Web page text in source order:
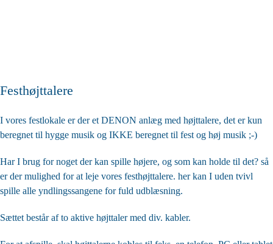
Festhøjttalere
I vores festlokale er der et DENON anlæg med højttalere, det er kun
beregnet til hygge musik og IKKE beregnet til fest og høj musik ;-)
Har I brug for noget der kan spille højere, og som kan holde til det? så
er der mulighed for at leje vores festhøjttalere. her kan I uden tvivl
spille alle yndlingssangene for fuld udblæsning.
Sættet består af to aktive højttaler med div. kabler.